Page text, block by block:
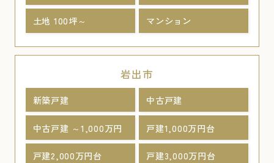
土地 100坪～ マンション
岩出市
新築戸建 中古戸建
中古戸建 ～1,000万円 戸建1,000万円台
戸建2,000万円台 戸建3,000万円台